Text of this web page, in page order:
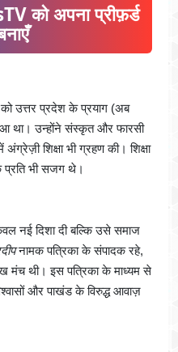
को अपना प्रीफ़र्ड
उत्तर प्रदेश के प्रयाग (अब
था। उन्होंने संस्कृत और फारसी
अंग्रेज़ी शिक्षा भी ग्रहण की। शिक्षा
भी सजग थे।
नई दिशा दी बल्कि उसे समाज
नामक पत्रिका के संपादक रहे,
मंच थी। इस पत्रिका के माध्यम से
और पाखंड के विरुद्ध आवाज़